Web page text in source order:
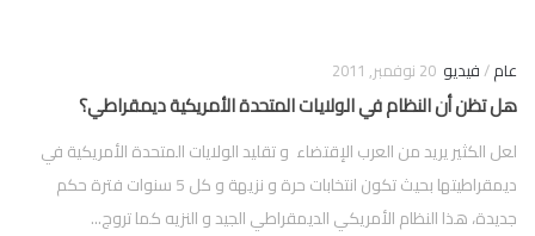
عام/فيديو 20 نوفمبر, 2011
هل تظن أن النظام في الولايات المتحدة الأمريكية ديمقراطي؟
لعل الكثير يريد من العرب الإقتضاء و تقليد الولايات المتحدة الأمريكية في
ديمقراطيتها بحيث تكون انتخابات حرة و نزيهة و كل 5 سنوات فترة حكم
جديدة، هذا النظام الأمريكي الديمقراطي الجيد و النزيه كما تروج...